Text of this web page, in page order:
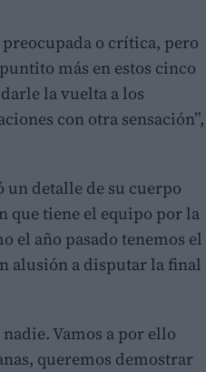
preocupada o crítica, pero
más en estos cinco
la vuelta a los
con otra sensación”,
un detalle de su cuerpo
que tiene el equipo por la
el año pasado tenemos el
alusión a disputar la final
Vamos a por ello
queremos demostrar